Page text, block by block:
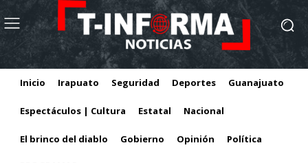
Inicio Irapuato Seguridad Deportes Guanajuato
Espectáculos | Cultura Estatal Nacional
El brinco del diablo Gobierno Opinión Política